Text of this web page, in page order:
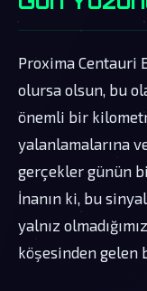
Proxima Centauri
olursa olsun, bu
önemli bir
yalanlamalarına
gerçekler günün
İnanın ki, bu
yalnız
köşesinden gelen